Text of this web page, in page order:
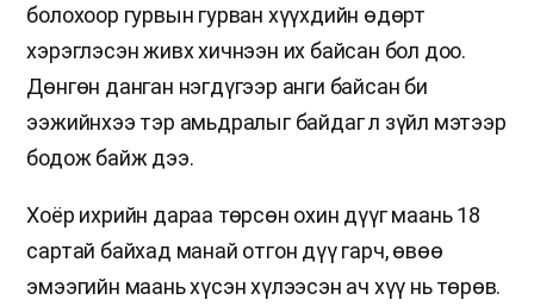
болохоор гурвын гурван хүүхдийн өдөрт
хэрэглэсэн живх хичнээн их байсан бол доо.
Дөнгөн данган нэгдүгээр анги байсан би
ээжийнхээ тэр амьдралыг байдаг л зүйл мэтээр
бодож байж дээ.
Хоёр ихрийн дараа төрсөн охин дүүг маань 18
сартай байхад манай отгон дүү гарч, өвөө
эмээгийн маань хүсэн хүлээсэн ач хүү нь төрөв.